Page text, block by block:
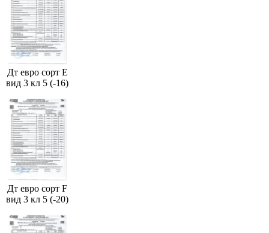
Дт евро сорт Е
вид 3 кл 5 (-16)
Дт евро сорт F
вид 3 кл 5 (-20)